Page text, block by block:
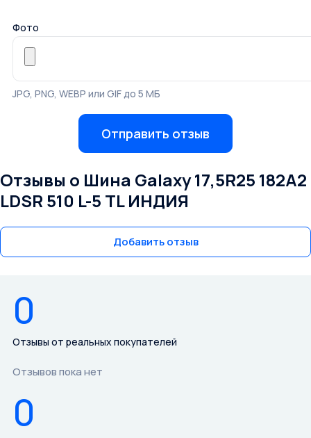
Фото
JPG, PNG, WEBP или GIF до 5 МБ
Отправить отзыв
Отзывы о Шина Galaxy 17,5R25 182A2
LDSR 510 L-5 TL ИНДИЯ
Добавить отзыв
0
Отзывы от реальных покупателей
Отзывов пока нет
0